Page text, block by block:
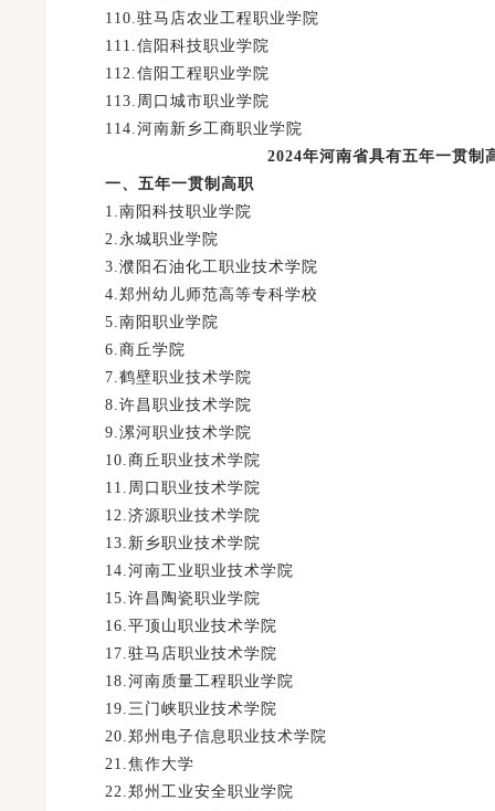
110.驻马店农业工程职业学院
111.信阳科技职业学院
112.信阳工程职业学院
113.周口城市职业学院
114.河南新乡工商职业学院
2024年河南省具有五年一贯制
一、五年一贯制高职
1.南阳科技职业学院
2.永城职业学院
3.濮阳石油化工职业技术学院
4.郑州幼儿师范高等专科学校
5.南阳职业学院
6.商丘学院
7.鹤壁职业技术学院
8.许昌职业技术学院
9.漯河职业技术学院
10.商丘职业技术学院
11.周口职业技术学院
12.济源职业技术学院
13.新乡职业技术学院
14.河南工业职业技术学院
15.许昌陶瓷职业学院
16.平顶山职业技术学院
17.驻马店职业技术学院
18.河南质量工程职业学院
19.三门峡职业技术学院
20.郑州电子信息职业技术学院
21.焦作大学
22.郑州工业安全职业学院